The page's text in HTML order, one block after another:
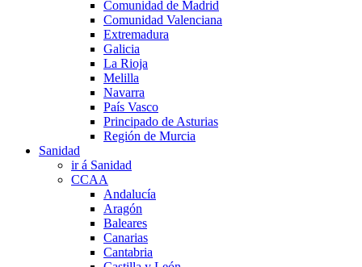
Comunidad de Madrid
Comunidad Valenciana
Extremadura
Galicia
La Rioja
Melilla
Navarra
País Vasco
Principado de Asturias
Región de Murcia
Sanidad
ir á Sanidad
CCAA
Andalucía
Aragón
Baleares
Canarias
Cantabria